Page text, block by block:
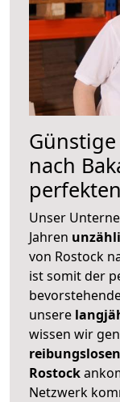
nach
Unser
Jahren
von Rostock
ist somit der
unsere
wissen wir
Rostock
Netzwerk